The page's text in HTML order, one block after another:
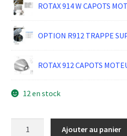
ROTAX 914 W CAPOTS
OPTION R912 TRAPPE
ROTAX 912 CAPOTS
12 en stock
Ajouter au panier